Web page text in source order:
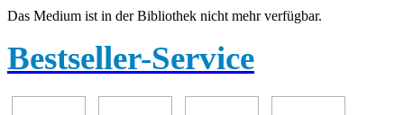
Das Medium ist in der Bibliothek nicht mehr verfügbar.
Bestseller-Service